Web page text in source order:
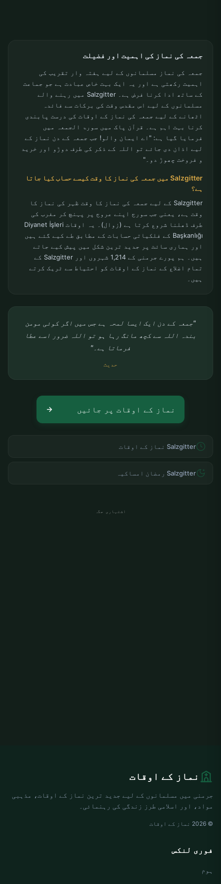
جمعہ کی نماز کی اہمیت اور فضیلت
جمعہ کی نماز مسلمانوں کے لیے ہفتہ وار تقریب کی
اہمیت رکھتی ہے اور یہ ایک بہت خاص عبادت ہے جو جماعت
کے ساتھ ادا کرنا فرض ہے۔ Salzgitter میں رہنے والے
مسلمانوں کے لیے اس مقدس وقت کی برکات سے فائدہ
اٹھانے کے لیے جمعہ کی نماز کے اوقات کی درست پابندی
کرنا بہت اہم ہے۔ قرآن پاک میں سورۃ الجمعہ میں
فرمایا گیا ہے: "اے ایمان والو! جب جمعہ کے دن نماز کے
لیے اذان دی جائے تو اللہ کے ذکر کی طرف دوڑو اور خرید
و فروخت چھوڑ دو۔"
Salzgitter میں جمعہ کی نماز کا وقت کیسے حساب کیا جاتا
ہے؟
Salzgitter کے لیے جمعہ کی نماز کا وقت ظہر کی نماز کا
وقت ہے، یعنی جب سورج اپنے عروج پر پہنچ کر مغرب کی
طرف ڈھلنا شروع کرتا ہے (زوال)۔ یہ اوقات Diyanet İşleri
Başkanlığı کے فلکیاتی حسابات کے مطابق طے کیے گئے ہیں
اور ہماری سائٹ پر جدید ترین شکل میں پیش کیے جاتے
ہیں۔ ہم پورے جرمنی کے 1,214 شہروں اور Salzgitter کے
تمام اضلاع کے نماز کے اوقات کو احتیاط سے ٹریک کرتے
ہیں۔
"جمعہ کے دن ایک ایسا لمحہ ہے جس میں اگر کوئی مومن
بندہ اللہ سے کچھ مانگ رہا ہو تو اللہ ضرور اسے عطا
فرماتا ہے۔"
حدیث
نماز کے اوقات پر جائیں
Salzgitter نماز کے اوقات
Salzgitter رمضان امساکیہ
اشتہاری جگہ
نماز کے اوقات
جرمنی میں مسلمانوں کے لیے جدید ترین نماز کے اوقات، مذہبی
مواد، اور اسلامی طرز زندگی کی رہنمائی۔
© 2026 نماز کے اوقات
فوری لنکس
ہوم